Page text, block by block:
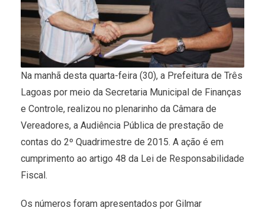
Na manhã desta quarta-feira (30), a Prefeitura de Três
Lagoas por meio da Secretaria Municipal de Finanças
e Controle, realizou no plenarinho da Câmara de
Vereadores, a Audiência Pública de prestação de
contas do 2º Quadrimestre de 2015. A ação é em
cumprimento ao artigo 48 da Lei de Responsabilidade
Fiscal.
Os números foram apresentados por Gilmar